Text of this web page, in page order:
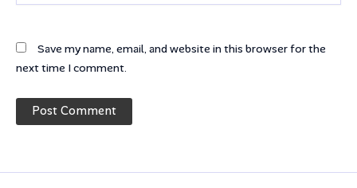
Save my name, email, and website in this browser for the
next time I comment.